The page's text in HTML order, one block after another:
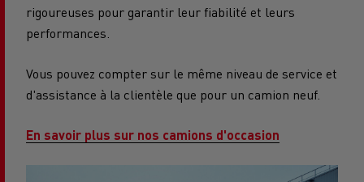
rigoureuses pour garantir leur fiabilité et leurs
performances.
Vous pouvez compter sur le même niveau de service et
d'assistance à la clientèle que pour un camion neuf.
En savoir plus sur nos camions d'occasion